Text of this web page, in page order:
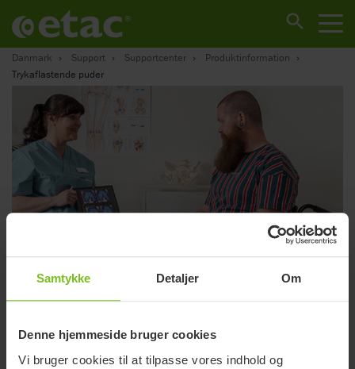
Samtykke Detaljer Om
Denne hjemmeside bruger cookies
Vi bruger cookies til at tilpasse vores indhold og
Danmark Support Supportcenter
Produktinformation
Trykaflastende puder